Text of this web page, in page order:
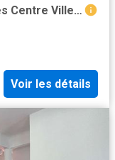
Vente appartement 2 pièces Nantes Centre Ville 44
Voir les détails